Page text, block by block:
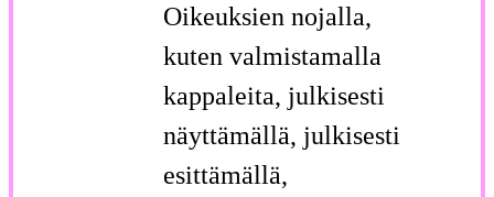
Oikeuksien nojalla,
kuten valmistamalla
kappaleita, julkisesti
näyttämällä, julkisesti
esittämällä,